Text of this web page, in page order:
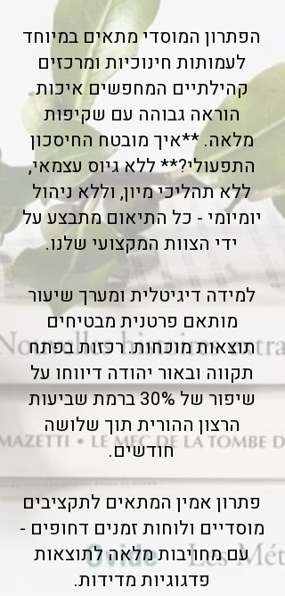
הפתרון המוסדי מתאים במיוחד
לעמותות חינוכיות ומרכזים
קהילתיים המחפשים איכות
הוראה גבוהה עם שקיפות
מלאה. **איך מובטח החיסכון
התפעולי?** ללא גיוס עצמאי,
ללא תהליכי מיון, וללא ניהול
יומיומי - כל התיאום מתבצע על
ידי הצוות המקצועי שלנו.
למידה דיגיטלית ומערך שיעור
מותאם פרטנית מבטיחים
תוצאות מוכחות. רכזות בפתח
תקווה ובאור יהודה דיווחו על
שיפור של 30% ברמת שביעות
הרצון ההורית תוך שלושה
חודשים.
פתרון אמין המתאים לתקציבים
מוסדיים ולוחות זמנים דחופים -
עם מחויבות מלאה לתוצאות
פדגוגיות מדידות.